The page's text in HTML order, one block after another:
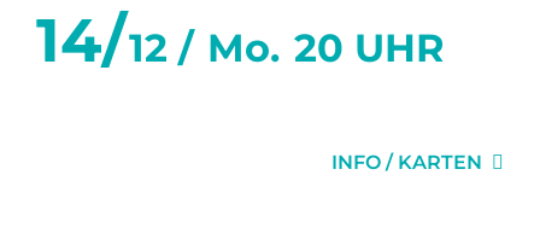
14/12 / Mo. 20 UHR
INFO / KARTEN